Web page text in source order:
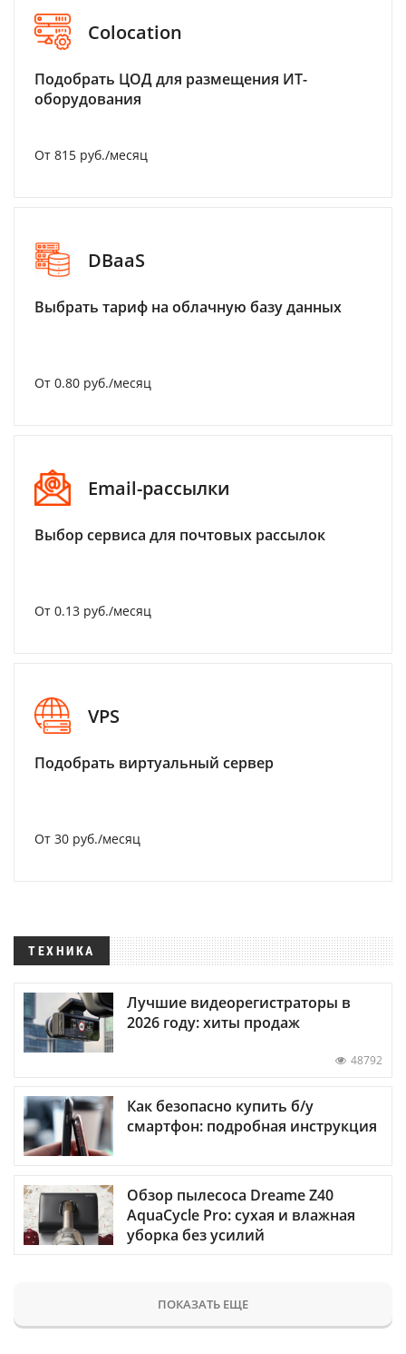
Colocation
Подобрать ЦОД для размещения ИТ-
оборудования
От 815 руб./месяц
DBaaS
Выбрать тариф на облачную базу данных
От 0.80 руб./месяц
Email-рассылки
Выбор сервиса для почтовых рассылок
От 0.13 руб./месяц
VPS
Подобрать виртуальный сервер
От 30 руб./месяц
ТЕХНИКА
Лучшие видеорегистраторы в
2026 году: хиты продаж
48792
Как безопасно купить б/у
смартфон: подробная инструкция
Обзор пылесоса Dreame Z40
AquaCycle Pro: сухая и влажная
уборка без усилий
ПОКАЗАТЬ ЕЩЕ